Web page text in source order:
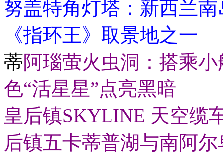
努盖特角灯塔：新西兰
《指环王》取景地之一
蒂阿瑙萤火虫洞：搭乘
色“活星星”点亮黑暗
皇后镇SKYLINE 天空缆
后镇五卡蒂普湖与南阿